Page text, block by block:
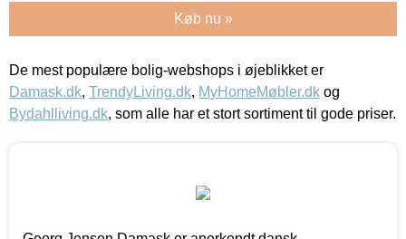
Køb nu »
De mest populære bolig-webshops i øjeblikket er
Damask.dk, TrendyLiving.dk, MyHomeMøbler.dk og
Bydahlliving.dk, som alle har et stort sortiment til gode priser.